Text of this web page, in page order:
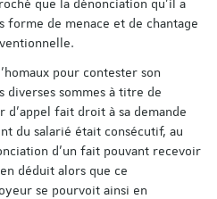
que la dénonciation qu’il a
forme de menace et de chantage
pour contester son
diverses sommes à titre de
d’appel fait droit à sa demande
du salarié était consécutif, au
d'un fait pouvant recevoir
déduit alors que ce
se pourvoit ainsi en